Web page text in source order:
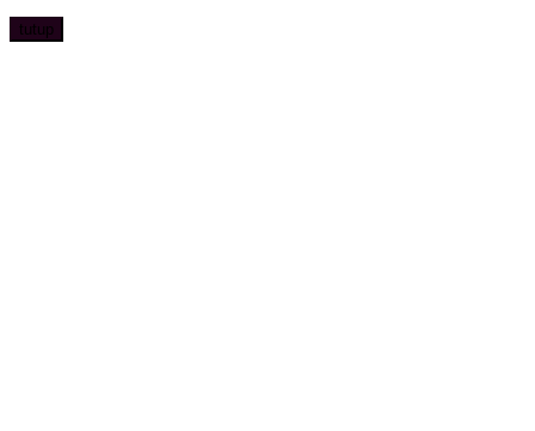
tutup